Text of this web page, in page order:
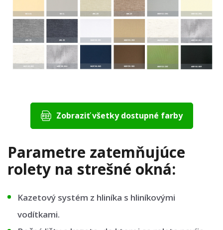
Zobraziť všetky dostupné farby
Parametre zatemňujúce
rolety na strešné okná:
Kazetový systém z hliníka s hliníkovými
vodítkami.